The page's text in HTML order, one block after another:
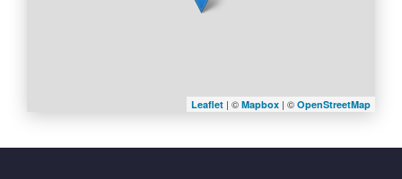
Leaflet | © Mapbox | © OpenStreetMap